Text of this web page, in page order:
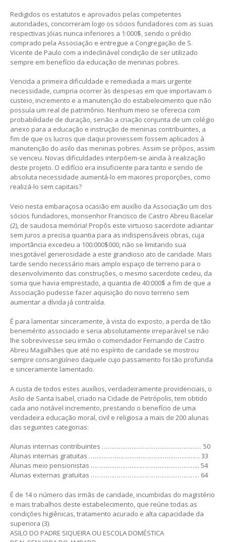
Redigidos os estatutos e aprovados pelas competentes
autoridades, concorreram logo os sócios fundadores com as suas
respectivas jóias nunca inferiores a 1:000$, sendo o prédio
comprado pela Associação e entregue a Congregação de S.
Vicente de Paulo com a indeclinável condição de ser utilizado
sempre em benefício da educação de meninas pobres.
Vencida a primeira dificuldade e remediada a mais urgente
necessidade, cumpria ocorrer às despesas em que importavam o
custeio, incremento e a manutenção do estabelecimento que não
possuía um real de patrimônio. Nenhum meio se oferecia com
probabilidade de duração, senão a criação conjunta de um colégio
anexo para a educação e instrução de meninas contribuintes, a
fim de que os lucros que daqui proviessem fossem aplicados à
manutenção do asilo das meninas pobres. Assim se prôpos, assim
se venceu. Novas dificuldades interpõem-se ainda à realização
deste projeto. O edifício era insuficiente para tanto e sendo de
absoluta necessidade aumentá-lo em maiores proporções, como
realizá-lo sem capitais?
Veio nesta embaraçosa ocasião em auxílio da Associação um dos
sócios fundadores, monsenhor Francisco de Castro Abreu Bacelar
(2), de saudosa memória! Propôs este virtuoso sacerdote adiantar
sem juros a precisa quantia para as indispensáveis obras, cuja
importância excedeu a 100:000$000, não se limitando sua
inesgotável generosidade a este grandioso ato de caridade. Mais
tarde sendo necessário mais amplo espaço de terreno para o
desenvolvimento das construções, o mesmo sacerdote cedeu, da
soma que havia emprestado, a quantia de 40:000$ a fim de que a
Associação pudesse fazer aquisição do novo terreno sem
aumentar a dívida já contraída.
É para lamentar sinceramente, à vista do exposto, a perda de tão
benemérito associado e seria absolutamente irreparável se não
lhe sobrevivesse seu irmão o comendador Fernando de Castro
Abreu Magalhães que até no espírito de caridade se mostrou
sempre consangüíneo daquele cujo passamento foi tão profunda
e sinceramente lamentado.
A custa de todos estes auxílios, verdadeiramente providenciais, o
Asilo de Santa Isabel, criado na Cidade de Petrópolis, tem obtido
cada ano notável incremento, prestando o benefício de uma
verdadeira educação moral, civil e religiosa a mais de 200 alunas
das seguintes categorias:
Alunas internas contribuintes ……………………………………………… 50
Alunas internas gratuitas …………………………………………………… 33
Alunas meio pensionistas ………………………………………………….. 54
Alunas externas gratuitas ………………………………………………….. 64
É de 14 o número das irmãs de caridade, incumbidas do magistério
e mais trabalhos deste estabelecimento, que reúne todas as
condições higiênicas, tratamento acurado e alta capacidade da
superiora (3).
ASILO DO PADRE SIQUEIRA OU ESCOLA DOMÉSTICA